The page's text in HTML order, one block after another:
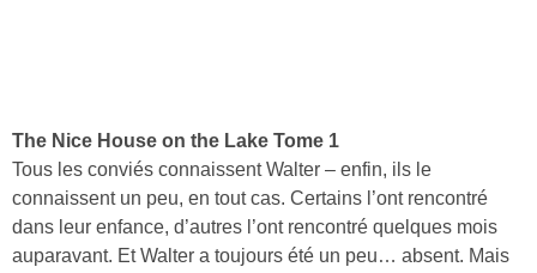
The Nice House on the Lake Tome 1
Tous les conviés connaissent Walter – enfin, ils le
connaissent un peu, en tout cas. Certains l’ont rencontré
dans leur enfance, d’autres l’ont rencontré quelques mois
auparavant. Et Walter a toujours été un peu… absent. Mais